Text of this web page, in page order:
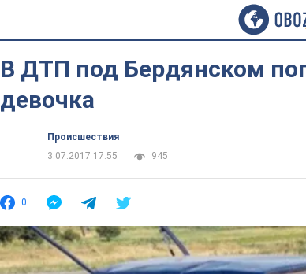
В ДТП под Бердянском
девочка
Происшествия
3.07.2017 17:55
945
0